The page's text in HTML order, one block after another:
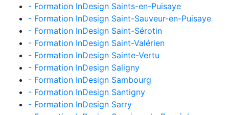
- Formation InDesign Saints-en-Puisaye
- Formation InDesign Saint-Sauveur-en-Puisaye
- Formation InDesign Saint-Sérotin
- Formation InDesign Saint-Valérien
- Formation InDesign Sainte-Vertu
- Formation InDesign Saligny
- Formation InDesign Sambourg
- Formation InDesign Santigny
- Formation InDesign Sarry